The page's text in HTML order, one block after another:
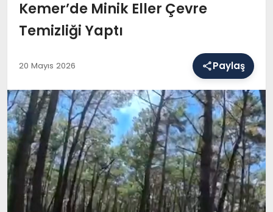
BELEDIYELER
EĞITIM
EKONOMI
TURIZM
Kemer’de Minik Eller Çevre
Temizliği Yaptı
20 Mayıs 2026 Paylaş